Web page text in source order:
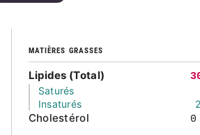
MATIÈRES GRASSES
Lipides (Total)
Saturés
Insaturés
Cholestérol 0